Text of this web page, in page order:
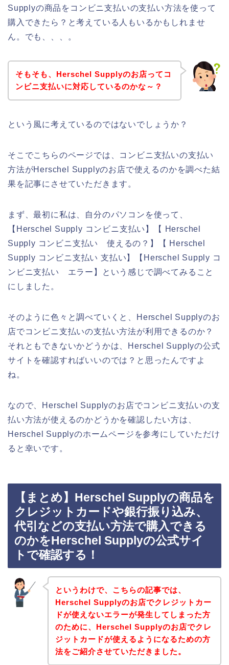
Supplyの商品をコンビニ支払いの支払い方法を使って
購入できたら？と考えている人もいるかもしれませ
ん。でも、、、。
そもそも、Herschel Supplyのお店ってコ
ンビニ支払いに対応しているのかな～？
という風に考えているのではないでしょうか？
そこでこちらのページでは、コンビニ支払いの支払い
方法がHerschel Supplyのお店で使えるのかを調べた結
果を記事にさせていただきます。
まず、最初に私は、自分のパソコンを使って、
【Herschel Supply コンビニ支払い】【 Herschel
Supply コンビニ支払い 使えるの？】【 Herschel
Supply コンビニ支払い 支払い】【Herschel Supply コ
ンビニ支払い エラー】という感じで調べてみること
にしました。
そのように色々と調べていくと、Herschel Supplyのお
店でコンビニ支払いの支払い方法が利用できるのか？
それともできないかどうかは、Herschel Supplyの公式
サイトを確認すればいいのでは？と思ったんですよ
ね。
なので、Herschel Supplyのお店でコンビニ支払いの支
払い方法が使えるのかどうかを確認したい方は、
Herschel Supplyのホームページを参考にしていただけ
ると幸いです。
【まとめ】Herschel Supplyの商品を
クレジットカードや銀行振り込み、
代引などの支払い方法で購入できる
のかをHerschel Supplyの公式サイ
トで確認する！
というわけで、こちらの記事では、
Herschel Supplyのお店でクレジットカー
ドが使えないエラーが発生してしまった方
のために、Herschel Supplyのお店でクレ
ジットカードが使えるようになるための方
法をご紹介させていただきました。